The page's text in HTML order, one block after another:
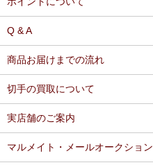
Q & A
商品お届けまでの流れ
切手の買取について
実店舗のご案内
マルメイト・メールオークション